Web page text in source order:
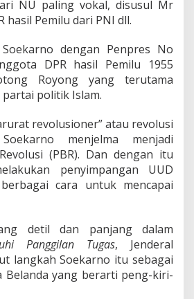
NU paling vokal, disusul Mr
hasil Pemilu dari PNI dll.
dengan Penpres No
DPR hasil Pemilu 1955
Royong yang terutama
politik Islam.
revolusioner” atau revolusi
menjelma menjadi
(PBR). Dan dengan itu
penyimpangan UUD
cara untuk mencapai
detil dan panjang dalam
Panggilan Tugas, Jenderal
langkah Soekarno itu sebagai
Belanda yang berarti peng-kiri-